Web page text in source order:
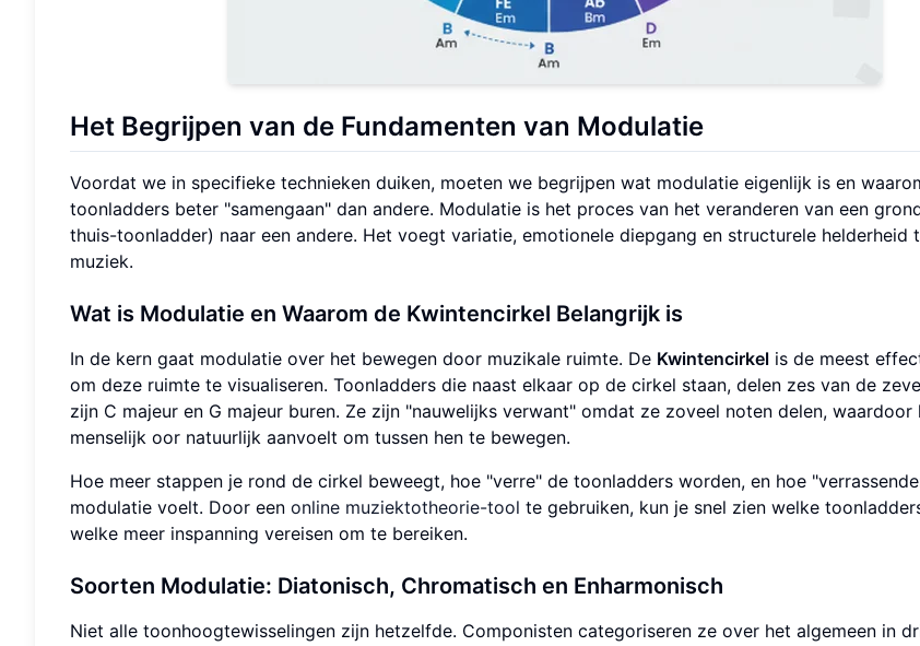
Het Begrijpen van de Fundamenten van Modulatie
Voordat we in specifieke technieken duiken, moeten we begrijpen wat modulatie eigenlijk is en
toonladders beter "samengaan" dan andere. Modulatie is het proces van het veranderen van een
thuis-toonladder) naar een andere. Het voegt variatie, emotionele diepgang en structurele helderheid
muziek.
Wat is Modulatie en Waarom de Kwintencirkel Belangrijk is
In de kern gaat modulatie over het bewegen door muzikale ruimte. De Kwintencirkel is de meest
om deze ruimte te visualiseren. Toonladders die naast elkaar op de cirkel staan, delen zes van de
zijn C majeur en G majeur buren. Ze zijn "nauwelijks verwant" omdat ze zoveel noten delen,
menselijk oor natuurlijk aanvoelt om tussen hen te bewegen.
Hoe meer stappen je rond de cirkel beweegt, hoe "verre" de toonladders worden, en hoe
modulatie voelt. Door een online muziektotheorie-tool te gebruiken, kun je snel zien welke
welke meer inspanning vereisen om te bereiken.
Soorten Modulatie: Diatonisch, Chromatisch en Enharmonisch
Niet alle toonhoogtewisselingen zijn hetzelfde. Componisten categoriseren ze over het algemeen in